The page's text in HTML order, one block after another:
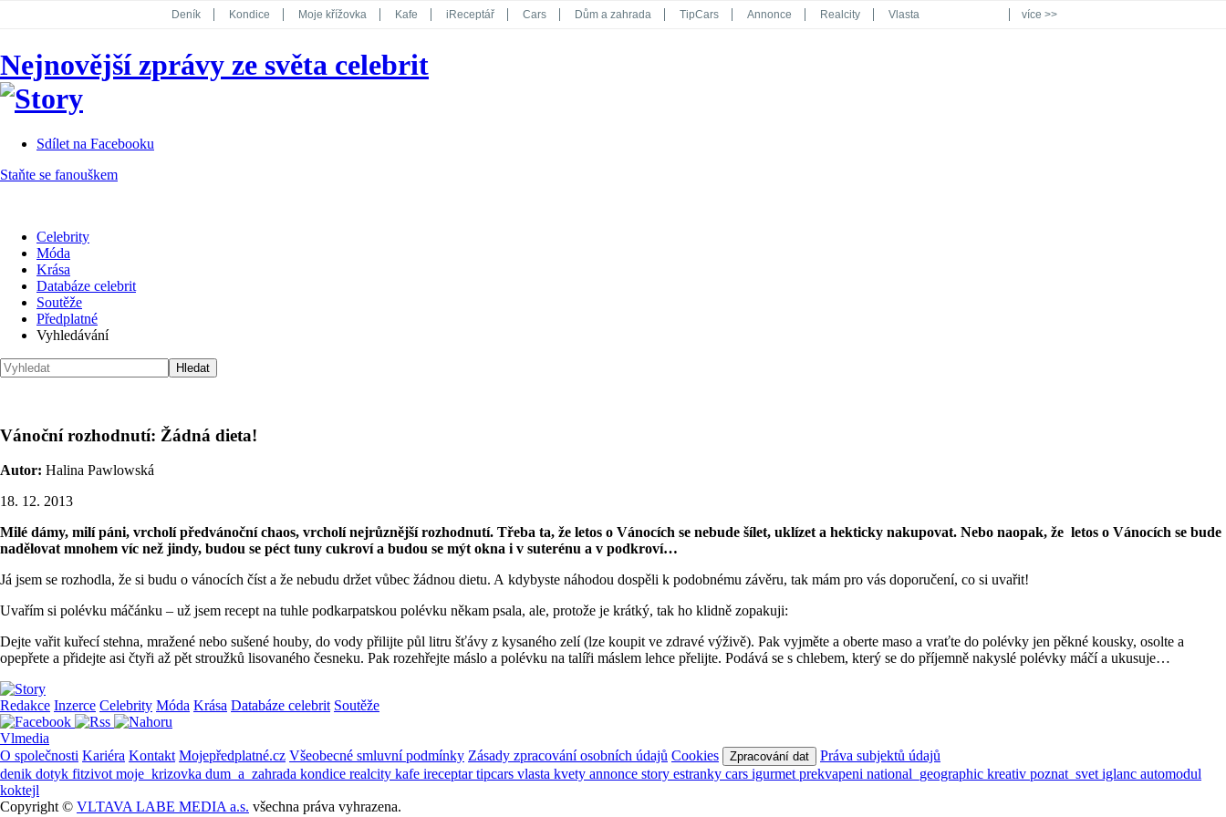
Deník Kondice Moje křížovka Kafe iReceptář Cars Dům a zahrada TipCars Annonce Realcity Vlasta
Koktejl
více >>
Nejnovější zprávy ze světa celebrit
Sdílet na Facebooku
Staňte se fanouškem
Celebrity
Móda
Krása
Databáze celebrit
Soutěže
Předplatné
Vyhledávání
Vánoční rozhodnutí: Žádná dieta!
Autor: Halina Pawlowská
18. 12. 2013
Milé dámy, milí páni, vrcholí předvánoční chaos, vrcholí nejrůznější rozhodnutí. Třeba ta, že letos o Vánocích se nebude šílet, uklízet a hekticky nakupovat. Nebo naopak, že letos o Vánocích se bude
nadělovat mnohem víc než jindy, budou se péct tuny cukroví a budou se mýt okna i v suterénu a v podkroví…
Já jsem se rozhodla, že si budu o vánocích číst a že nebudu držet vůbec žádnou dietu. A kdybyste náhodou dospěli k podobnému závěru, tak mám pro vás doporučení, co si uvařit!
Uvařím si polévku máčánku – už jsem recept na tuhle podkarpatskou polévku někam psala, ale, protože je krátký, tak ho klidně zopakuji:
Dejte vařit kuřecí stehna, mražené nebo sušené houby, do vody přilijte půl litru šťávy z kysaného zelí (lze koupit ve zdravé výživě). Pak vyjměte a oberte maso a vraťte do polévky jen pěkné kousky, osolte a
opepřete a přidejte asi čtyři až pět stroužků lisovaného česneku. Pak rozehřejte máslo a polévku na talíři máslem lehce přelijte. Podává se s chlebem, který se do příjemně nakyslé polévky máčí a ukusuje…
Redakce Inzerce Celebrity Móda Krása Databáze celebrit Soutěže
Vlmedia
O společnosti Kariéra Kontakt Mojepředplatné.cz Všeobecné smluvní podmínky Zásady zpracování osobních údajů Cookies Zpracování dat
Práva subjektů údajů
denik dotyk fitzivot moje_krizovka dum_a_zahrada kondice realcity kafe ireceptartipcars vlasta kvety annonce story estranky cars igurmet prekvapeni national_geographic kreativ poznat_svet iglanc automodul
koktejl
Copyright © VLTAVA LABE MEDIA a.s. všechna práva vyhrazena.